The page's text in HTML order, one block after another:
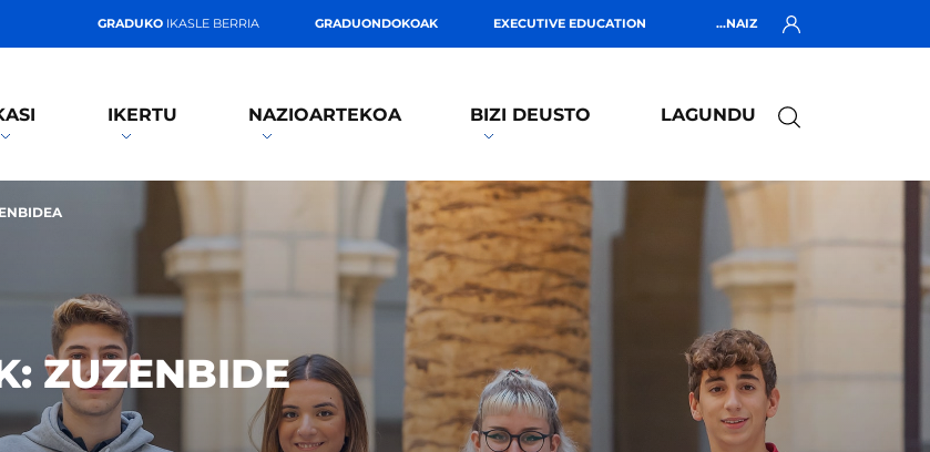
GRADUKO IKASLE BERRIA GRADUONDOKOAK EXECUTIVE EDUCATION ...NAIZ
IKERTU NAZIOARTEKOA BIZI DEUSTO LAGUNDU
ZUZENBIDE